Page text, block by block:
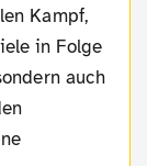
Kampf,
in Folge
auch